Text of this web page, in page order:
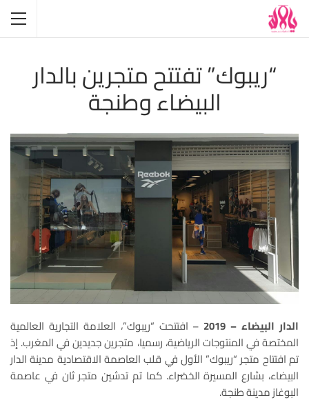
“ريبوك” تفتتح متجرين بالدار
البيضاء وطنجة
الدار البيضاء – 2019
– افتتحت “ريبوك”، العلامة التجارية العالمية
المختصة في المنتوجات الرياضية، رسميا، متجرين جديدين في المغرب. إذ
تم افتتاح متجر “ريبوك” الأول في قلب العاصمة الاقتصادية مدينة الدار
البيضاء، بشارع المسيرة الخضراء. كما تم تدشين متجر ثان في عاصمة
البوغاز مدينة طنجة.